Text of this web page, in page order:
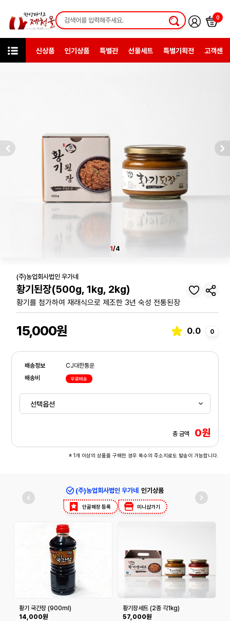
0
신상품 인기상품 특별관 선물세트 특별기획전 고객센터
1/4
(주)농업회사법인 우가네
황기된장(500g, 1kg, 2kg)
황기를 첨가하여 재래식으로 제조한 3년 숙성 전통된장
15,000원 0.0 0
배송정보
CJ대한통운
배송비
무료배송
총 금액 0원
※ 1개 이상의 상품을 구매한 경우 복수의 주소지로도 발송이 가능합니다.
(주)농업회사법인 우가네 인기상품
단골매장 등록 미니샵가기
황기 국간장 (900ml)
14,000원
황기장세트 (2종 각1kg)
57,000원